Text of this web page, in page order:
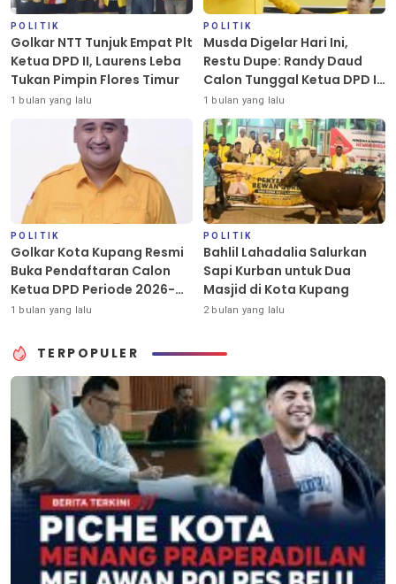
POLITIK
Golkar NTT Tunjuk Empat Plt
Ketua DPD II, Laurens Leba
Tukan Pimpin Flores Timur
1 bulan yang lalu
POLITIK
Musda Digelar Hari Ini,
Restu Dupe: Randy Daud
Calon Tunggal Ketua DPD II
Golkar Kota Kupang
1 bulan yang lalu
POLITIK
Golkar Kota Kupang Resmi
Buka Pendaftaran Calon
Ketua DPD Periode 2026-
2031
1 bulan yang lalu
POLITIK
Bahlil Lahadalia Salurkan
Sapi Kurban untuk Dua
Masjid di Kota Kupang
2 bulan yang lalu
TERPOPULER